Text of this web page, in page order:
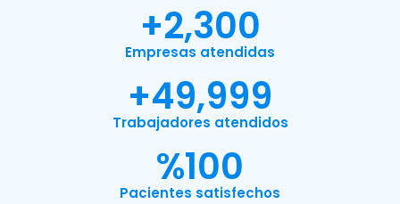
Empresas atendidas
+2,300
Trabajadores atendidos
+49,999
Pacientes satisfechos
%100